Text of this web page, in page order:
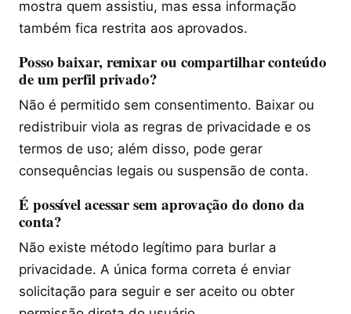
mostra quem assistiu, mas essa informação
também fica restrita aos aprovados.
Posso baixar, remixar ou compartilhar conteúdo
de um perfil privado?
Não é permitido sem consentimento. Baixar ou
redistribuir viola as regras de privacidade e os
termos de uso; além disso, pode gerar
consequências legais ou suspensão de conta.
É possível acessar sem aprovação do dono da
conta?
Não existe método legítimo para burlar a
privacidade. A única forma correta é enviar
solicitação para seguir e ser aceito ou obter